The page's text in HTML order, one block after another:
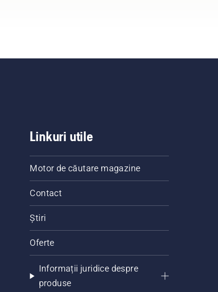
Linkuri utile
Motor de căutare magazine
Contact
Știri
Oferte
Informații juridice despre
produse